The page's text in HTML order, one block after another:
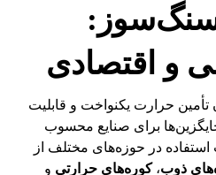
و اقتصادی
تأمین حرارت یکنواخت و قابلیت
برای صنایع محسوب
استفاده در حوزه‌های مختلف از
ذوب،کوره‌های حرارتی و